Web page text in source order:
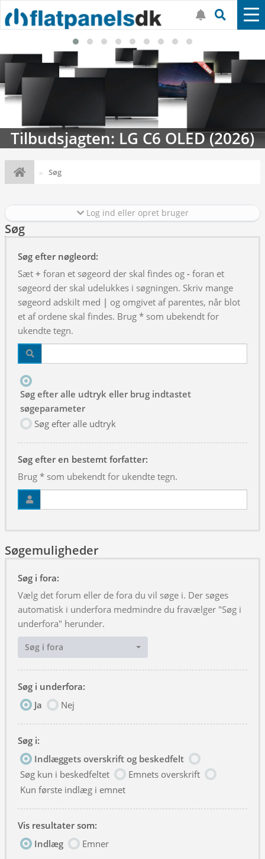
Tilbudsjagten: LG C6 OLED (2026)
Søg
Log ind eller opret bruger
Søg
Søg efter nøgleord:
Sæt + foran et søgeord der skal findes og - foran et
søgeord der skal udelukkes i søgningen. Skriv mange
søgeord adskilt med | og omgivet af parentes, når blot
et af ordene skal findes. Brug * som ubekendt for
ukendte tegn.
Søg efter alle udtryk eller brug indtastet
søgeparameter
Søg efter alle udtryk
Søg efter en bestemt forfatter:
Brug * som ubekendt for ukendte tegn.
Søgemuligheder
Søg i fora:
Vælg det forum eller de fora du vil søge i. Der søges
automatisk i underfora medmindre du fravælger "Søg i
underfora" herunder.
Søg i fora
Søg i underfora:
Ja
Nej
Søg i:
Indlæggets overskrift og beskedfelt
Søg kun i beskedfeltet
Emnets overskrift
Kun første indlæg i emnet
Vis resultater som:
Indlæg
Emner